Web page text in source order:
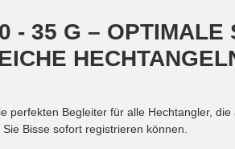
- 35 G – OPTIMALE
Begleiter für alle Hechtangler,
Bisse sofort registrieren können.